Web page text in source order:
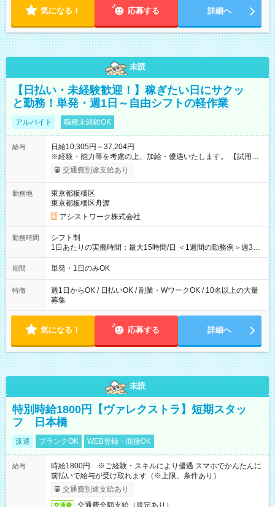
気になる！ 応募する 詳細へ
未読
【日払い・未経験歓迎！】稼ぎたい日にサクッ
と勤務！単発・週1日～自由シフトの軽作業
アルバイト 職種未経験OK
給与
日給10,305円～37,204円
※経験・能力等を考慮の上、加給・優遇いたします。 【試用期
間】試用期間なし
交通費別途支給あり
勤務地
東京都板橋区
東京都板橋区舟渡
アシストワーク株式会社
勤務時間
シフト制
1日あたりの実働時間：最大15時間/日 ＜1週間の勤務例＞週3回
勤務 勤務：月・水・金 休み：火・木・土・日 好きな時にお仕事
可能です！ ※1日あたりの最大実働時間は日勤、夜勤共に勤務し
期間 単発・1日のみOK
特徴
週1日からOK / 日払いOK / 副業・WワークOK / 10名以上の大量
募集
気になる！ 応募する 詳細へ
未読
特別時給1800円【ヴァレクストラ】短期スタッ
フ 日本橋
派遣 ブランクOK WEB登録・面接OK
給与
時給1800円 ※ご経験・スキルにより優遇 スマホでかんたんに
前払いで給与が受け取れます（※上限、条件あり）
交通費別途支給あり
交通費 交通費全額支給（規定あり）